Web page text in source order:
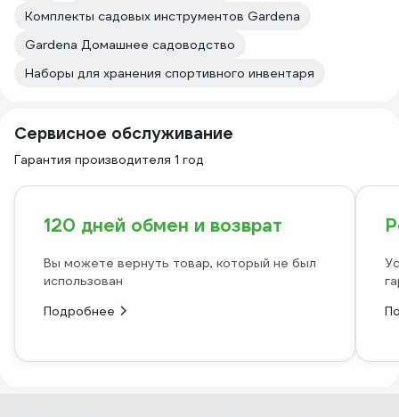
Комплекты садовых инструментов Gardena
Gardena Домашнее садоводство
Наборы для хранения спортивного инвентаря
Сервисное обслуживание
Гарантия производителя 1 год
120 дней обмен и возврат
Вы можете вернуть товар, который не был
использован
Подробнее